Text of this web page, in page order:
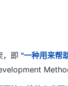
，即"一种用来帮